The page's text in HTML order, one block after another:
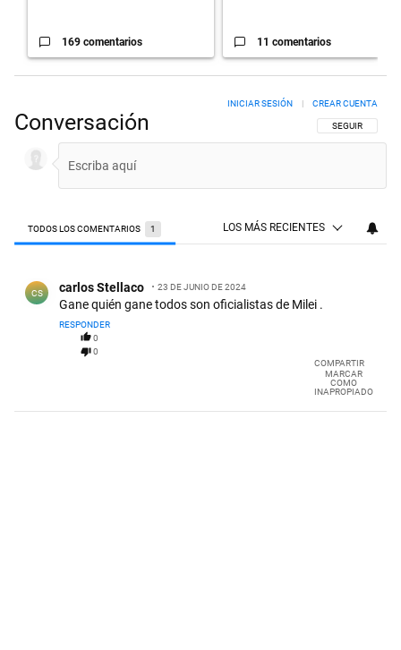
169 comentarios 11 comentarios
Conversación SIGA ESTA
SEGUIR
INICIAR SESIÓN CREAR CUENTA
TODOS LOS COMENTARIOS 1 LOS MÁS RECIENTES
CS carlos Stellaco 23 DE JUNIO DE 2024
Gane quién gane todos son oficialistas de Milei .
RESPONDER
0
0
COMPARTIR
MARCAR
COMO
INAPROPIADO